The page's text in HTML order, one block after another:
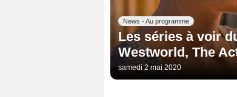
News - Au programme
Les séries à voir
Westworld, The
samedi 2 mai 2020